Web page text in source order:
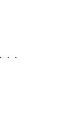
・・